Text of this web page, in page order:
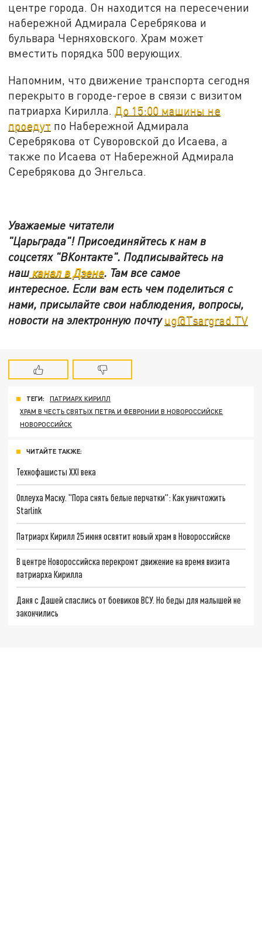
центре города. Он находится на пересечении
набережной Адмирала Серебрякова и
бульвара Черняховского. Храм может
вместить порядка 500 верующих.
Напомним, что движение транспорта сегодня
перекрыто в городе-герое в связи с визитом
патриарха Кирилла. До 15:00 машины не
проедут по Набережной Адмирала
Серебрякова от Суворовской до Исаева, а
также по Исаева от Набережной Адмирала
Серебрякова до Энгельса.
Уважаемые читатели
"Царьграда"! Присоединяйтесь к нам в
соцсетях "ВКонтакте". Подписывайтесь на
нашканал в Дзене. Там все самое
интересное. Если вам есть чем поделиться с
нами, присылайте свои наблюдения, вопросы,
новости на электронную почтуug@Tsargrad.TV
ТЕГИ:
ПАТРИАРХ КИРИЛЛ
ХРАМ В ЧЕСТЬ СВЯТЫХ ПЕТРА И ФЕВРОНИИ В НОВОРОССИЙСКЕ
НОВОРОССИЙСК
ЧИТАЙТЕ ТАКЖЕ:
Технофашисты XXI века
Оплеуха Маску. "Пора снять белые перчатки": Как уничтожить
Starlink
Патриарх Кирилл 25 июня освятит новый храм в Новороссийске
В центре Новороссийска перекроют движение на время визита
патриарха Кирилла
Даня с Дашей спаслись от боевиков ВСУ. Но беды для малышей не
закончились